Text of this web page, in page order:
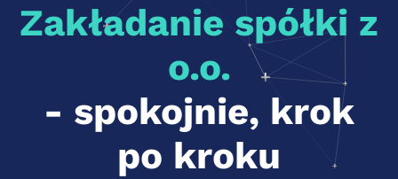
Zakładanie spółki z
o.o.
- spokojnie, krok
po kroku